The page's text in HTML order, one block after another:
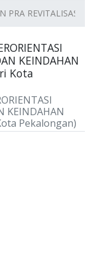
PRA REVITALISASI
KEINDAHAN
Kota
KEINDAHAN
Pekalongan)